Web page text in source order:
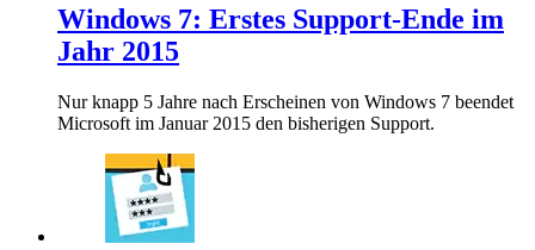
Windows 7: Erstes Support-Ende im
Jahr 2015
Nur knapp 5 Jahre nach Erscheinen von Windows 7 beendet
Microsoft im Januar 2015 den bisherigen Support.